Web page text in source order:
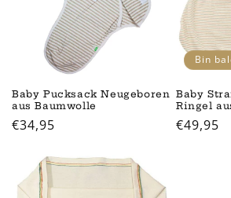
Baby Pucksack Neugeboren
aus Baumwolle
Normaler
€34,95
Bin
Baby
Ringel
Normaler
€49,95